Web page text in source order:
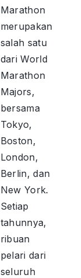
Marathon
merupakan
salah satu
dari World
Marathon
Majors,
bersama
Tokyo,
Boston,
London,
Berlin, dan
New York.
Setiap
tahunnya,
ribuan
pelari dari
seluruh